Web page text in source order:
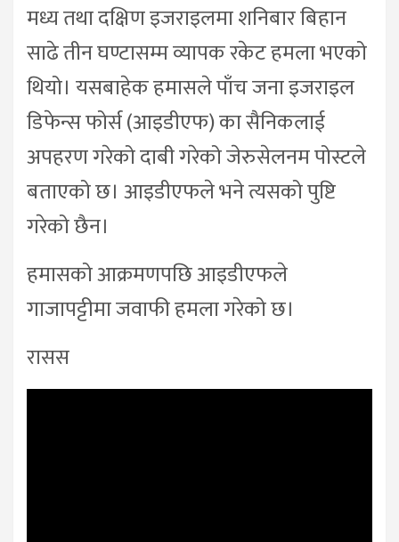
मध्य तथा दक्षिण इजराइलमा शनिबार बिहान
साढे तीन घण्टासम्म व्यापक रकेट हमला भएको
थियो। यसबाहेक हमासले पाँच जना इजराइल
डिफेन्स फोर्स (आइडीएफ) का सैनिकलाई
अपहरण गरेको दाबी गरेको जेरुसेलनम पोस्टले
बताएको छ। आइडीएफले भने त्यसको पुष्टि
गरेको छैन।
हमासको आक्रमणपछि आइडीएफले
गाजापट्टीमा जवाफी हमला गरेको छ।
रासस